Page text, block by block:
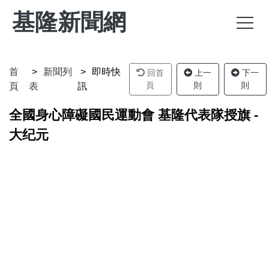
基隆新聞網
首
頁
新聞列
表
即時快
訊
回首
頁
上一
則
下一
則
全國身心障礙國民運動會 基隆代表隊授旗 -
大纪元